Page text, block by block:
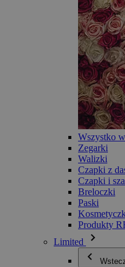
Wszystko
Zegarki
Walizki
Czapki z
Czapki i
Breloczki
Paski
Produkty
Limited